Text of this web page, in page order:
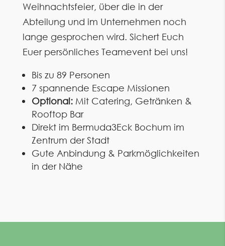
Weihnachtsfeier, über die in der
Abteilung und im Unternehmen noch
lange gesprochen wird. Sichert Euch
Euer persönliches Teamevent bei uns!
Bis zu 89 Personen
7 spannende Escape Missionen
Optional:Mit Catering, Getränken &
Rooftop Bar
Direkt im Bermuda3Eck Bochum im
Zentrum der Stadt
Gute Anbindung & Parkmöglichkeiten
in der Nähe